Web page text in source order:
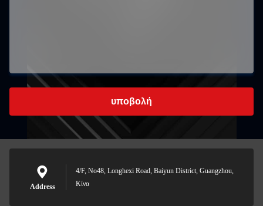
υποβολή
Address
4/F, No48, Longhexi Road, Baiyun District, Guangzhou,
Κίνα